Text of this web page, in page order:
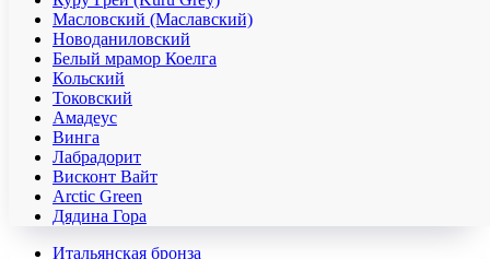
Масловский (Маславский)
Новоданиловский
Белый мрамор Коелга
Кольский
Токовский
Амадеус
Винга
Лабрадорит
Висконт Вайт
Аrctic Green
Дядина Гора
Итальянская бронза